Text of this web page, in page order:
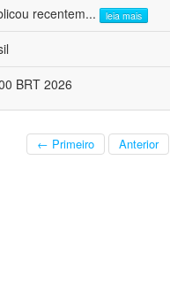
recentem... leia mais
BRT 2026
← Primeiro Anterior